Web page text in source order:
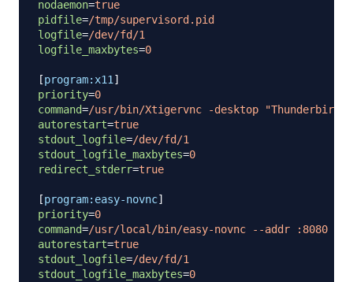
nodaemon=true
pidfile=/tmp/supervisord.pid
logfile=/dev/fd/1
logfile_maxbytes=0
[program:x11]
priority=0
command=/usr/bin/Xtigervnc -desktop "Thunderbird" -
autorestart=true
stdout_logfile=/dev/fd/1
stdout_logfile_maxbytes=0
redirect_stderr=true
[program:easy-novnc]
priority=0
command=/usr/local/bin/easy-novnc --addr :8080 --
autorestart=true
stdout_logfile=/dev/fd/1
stdout_logfile_maxbytes=0